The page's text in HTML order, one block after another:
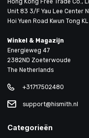
Hong Kong Free Trade Co.,
Unit 83 3/F Yau Lee Center
Hoi Yuen Road Kwun Tong
Winkel & Magazijn
Energieweg 47
2382ND Zoeterwoude
The Netherlands
+31717502480
support@hismith.nl
Categorieën